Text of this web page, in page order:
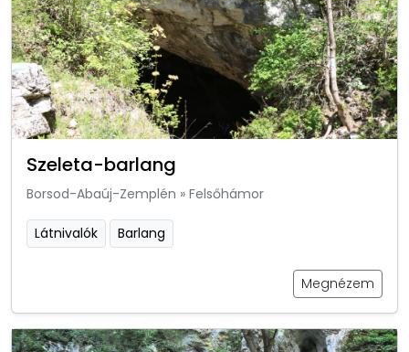
Szeleta-barlang
Borsod-Abaúj-Zemplén » Felsőhámor
Látnivalók Barlang
Megnézem